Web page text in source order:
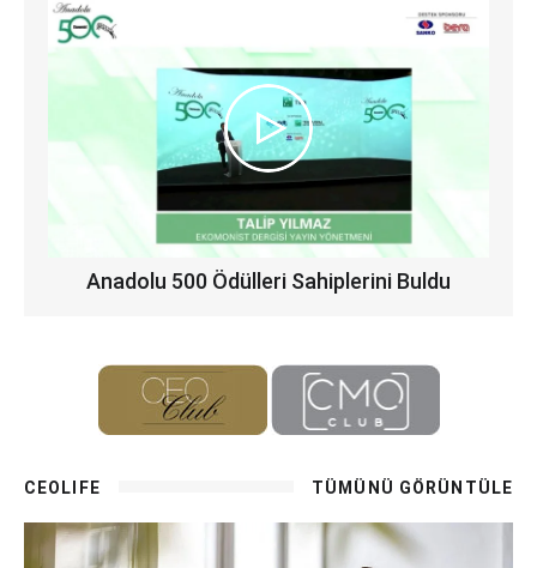
Anadolu 500 Ödülleri Sahiplerini Buldu
CEOLIFE TÜMÜNÜ GÖRÜNTÜLE